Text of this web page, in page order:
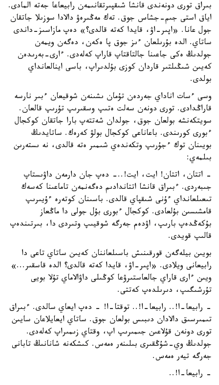
بىراق تورى دونەندى قانشا شىقپىرتقانىمەن رابيعاعا جەتە المادى.
اياق استى جىم-جشاس جوق. تەك مەڭىرەۋ دالادا سوزىلا جاتقان
جول عانا. «اپىر-اۋ، قايدا كەتە قالدى؟» دەپ مازاسىز-داندى
ساتاي. الدە بۇرىلعان ءىز جوق پا ەكەن، دەگەن ويمەن
جولدىڭ ەكى جاعىنا جالتاقتاپ قاراپ كەلەدى. ءارى-بەرىدەن
كەيىن شىڭىلتىر قاردان كوزى بۇلدىراپ، باسى اينالعانداي
بولدى.
وسى ءسات اناداي جەردەن تۇمان ىشىنەن شوقيعان ءبىر نارسە
قاراڭدادى. تورى دونەن سەلت ەتىپ وسقىرىپ تۇرىپ قالعان.
سويتكەنشە بولعان جوق، جولدان شەتتەپ بارا جاتقان كوكجال
ءبورى كورىندى. باعاناعى كوكجال بولۋ كەرەك. ساتايدىڭ
بويىنان توك ءجۇرىپ وتكەندەي شىمىر ەتە قالدى، نە ىستەرىن
بىلمەي:
- اتتان، اتتان! ايت، ايت!..- دەپ جان دارمەن داۋىستاپ
جىبەردى. ءبىراق قانشا اتتاندادىم دەگەنمەن تاماعىنا كەسەك
تىعىلعانداي ءۇنى شىقپاي قالدى. باسىنان كوتەرە ءۇيىرىپ
قامشىسىن بۇلعادى. كوكجال ءبورى بۇل جولى دا ماڭعاز
بۇكەڭدەپ بارىپ، اۋدەم جەرگە شوقيىپ وتىردى دا، بىرتىندەپ
قالىپ قويدى.
بويىن بيلەگەن قورقىنىش باسىلعاننان كەيىن ساتاي تاعى دا
رابيعانى ويلادى. «اپىر-اۋ، قايدا كەتە قالدى؟ الدە قاسقىر...»
ويىن ءارى قاراي جالعاستىرۋعا كوڭىلى داۋالاماي تۇلا بويى
تۇرشىگىپ، دىرىلدەپ كەتتى.
- رابيعا-ا!.. رابيعا-ا!.. توقتا-ا! - دەپ ايعاي سالدى. ءبىراق
تىمىرسىق دالادان دىبىس بولعان جوق. ساتاي ايعايلاعان سايىن
تورى دونەن قۇلاعىن جىمىرىپ اپ، وقتاي زىمىراپ كەلەدى.
جولدىڭ وي-شۇڭقىرى بىلىنەر ەمەس. كىشكەنە شانانىڭ تابانى
جەرگە تيەر ەمەس.
- رابيعا-ا!..